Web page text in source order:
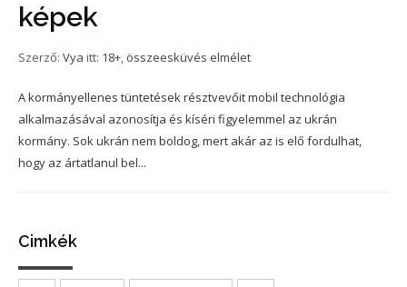
képek
Szerző: Vya itt: 18+, összeesküvés elmélet
A kormányellenes tüntetések résztvevőit mobil technológia
alkalmazásával azonosítja és kíséri figyelemmel az ukrán
kormány. Sok ukrán nem boldog, mert akár az is elő fordulhat,
hogy az ártatlanul bel...
Cimkék